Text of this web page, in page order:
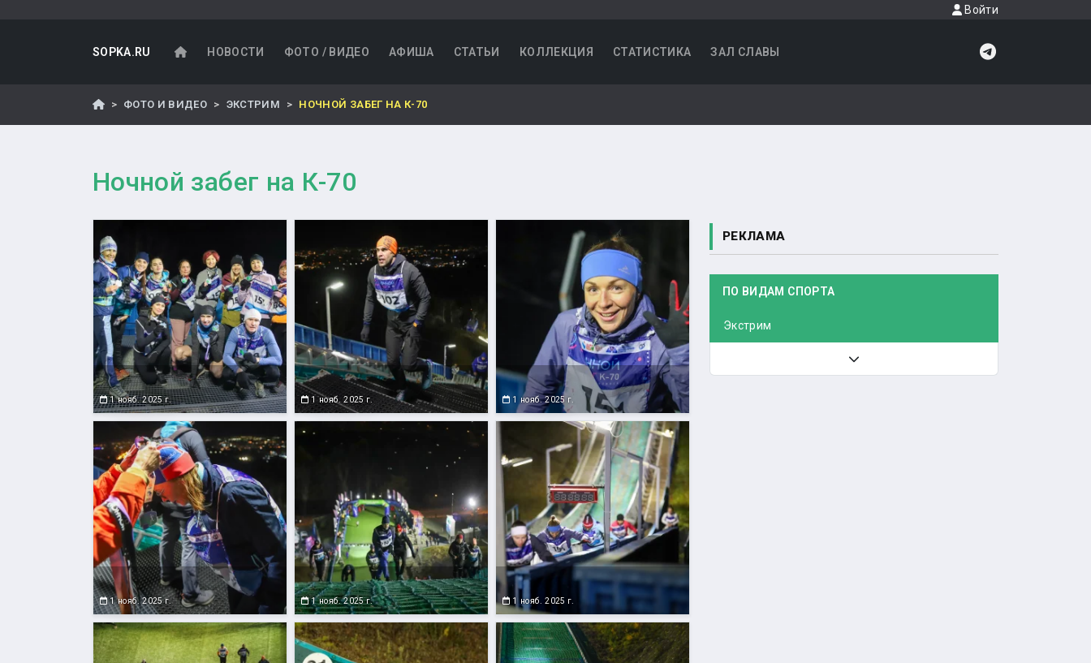
Войти
SOPKA.RU НОВОСТИ ФОТО / ВИДЕО АФИША СТАТЬИ КОЛЛЕКЦИЯ СТАТИСТИКА ЗАЛ СЛАВЫ
ФОТО И ВИДЕО ЭКСТРИМ НОЧНОЙ ЗАБЕГ НА К-70
Ночной забег на К-70
1 нояб. 2025 г. 1 нояб. 2025 г. 1 нояб. 2025 г.
1 нояб. 2025 г. 1 нояб. 2025 г. 1 нояб. 2025 г.
РЕКЛАМА
ПО ВИДАМ СПОРТА
Экстрим